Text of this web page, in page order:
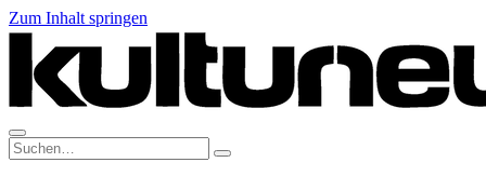
Zum Inhalt springen
Suche: